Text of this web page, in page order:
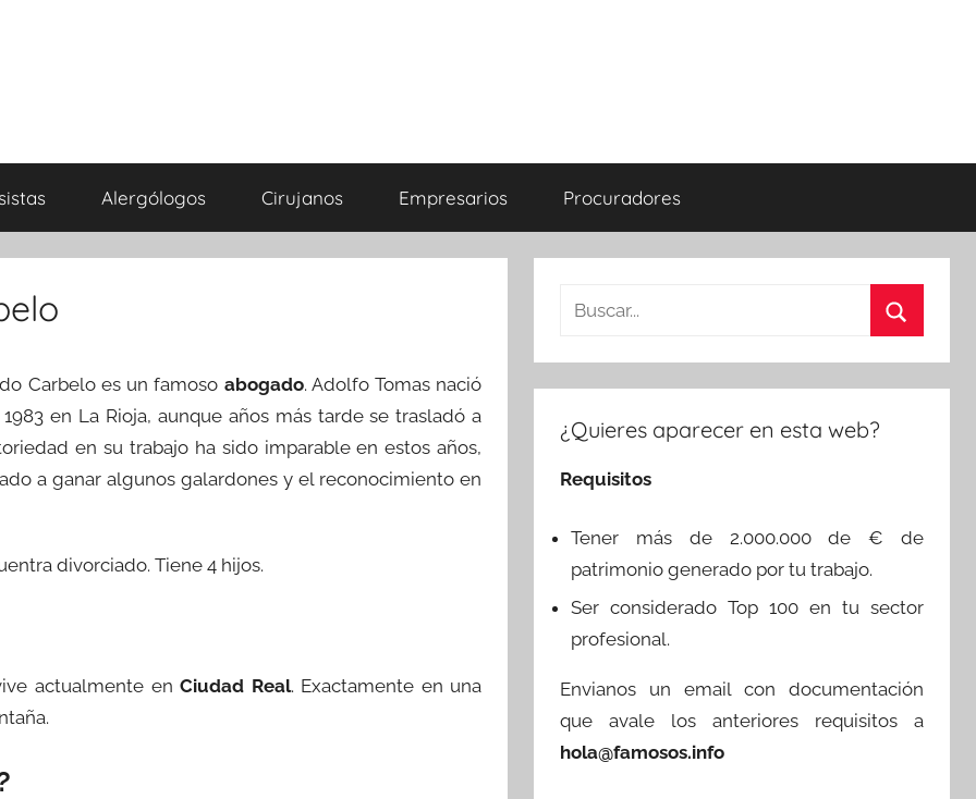
Alergólogos Cirujanos Empresarios Procuradores
Carbelo es un famoso abogado. Adolfo Tomas nació
en La Rioja, aunque años más tarde se trasladó a
en su trabajo ha sido imparable en estos años,
a ganar algunos galardones y el reconocimiento en
divorciado. Tiene 4 hijos.
actualmente enCiudad Real. Exactamente en una
Buscar:
¿Quieres aparecer en esta web?
Requisitos
Tener más de 2.000.000 de € de
patrimonio generado por tu trabajo.
Ser considerado Top 100 en tu sector
profesional.
Envianos un email con documentación
que avale los anteriores requisitos a
hola@famosos.info